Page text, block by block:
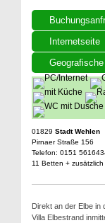
Internetseite
01829 Stadt Wehlen
Pirnaer Straße 156
Telefon: 0151
11 Betten +
Direkt an der Elbe in
Villa Elbestrand